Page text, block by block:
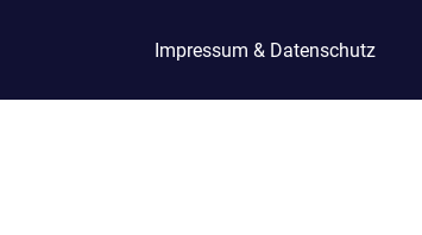
Impressum & Datenschutz